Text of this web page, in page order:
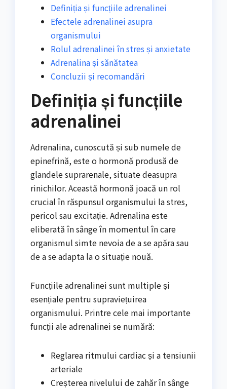
Definiția și funcțiile adrenalinei
Efectele adrenalinei asupra
organismului
Rolul adrenalinei în stres și anxietate
Adrenalina și sănătatea
Concluzii și recomandări
Definiția și funcțiile
adrenalinei
Adrenalina, cunoscută și sub numele de
epinefrină, este o hormonă produsă de
glandele suprarenale, situate deasupra
rinichilor. Această hormonă joacă un rol
crucial în răspunsul organismului la stres,
pericol sau excitație. Adrenalina este
eliberată în sânge în momentul în care
organismul simte nevoia de a se apăra sau
de a se adapta la o situație nouă.
Funcțiile adrenalinei sunt multiple și
esențiale pentru supraviețuirea
organismului. Printre cele mai importante
funcții ale adrenalinei se numără:
Reglarea ritmului cardiac și a tensiunii
arteriale
Creșterea nivelului de zahăr în sânge